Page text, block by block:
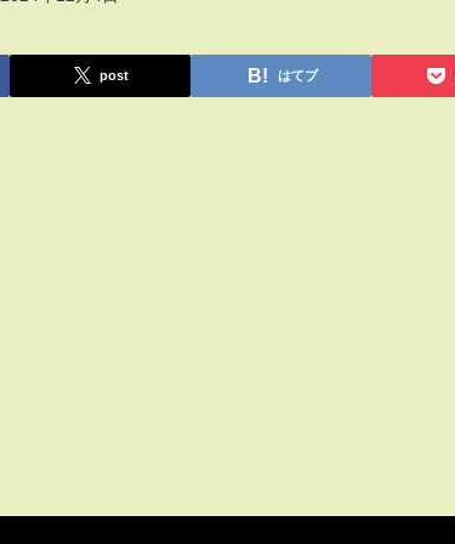
post はてブ